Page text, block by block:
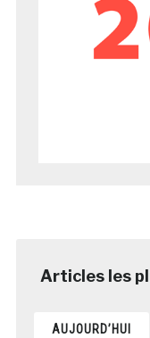
AUJOURD’HUI